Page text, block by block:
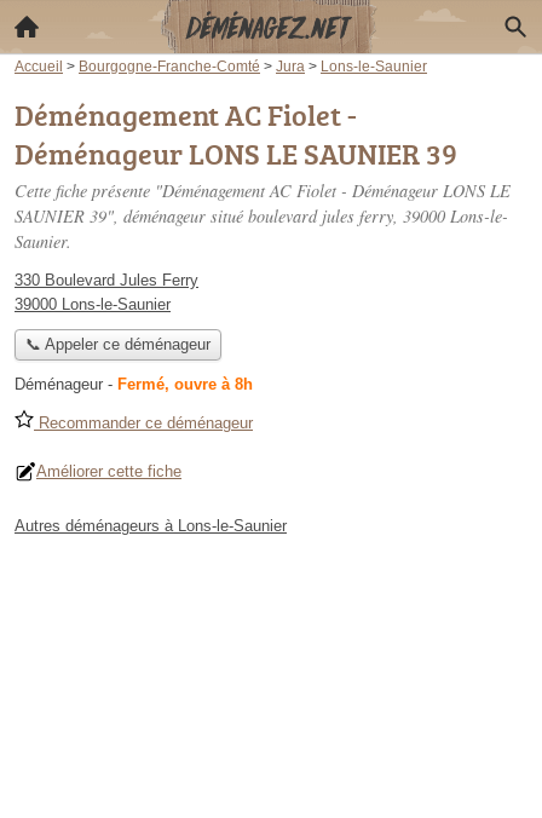
Accueil > Bourgogne-Franche-Comté > Jura > Lons-le-Saunier
Déménagement AC Fiolet -
Déménageur LONS LE SAUNIER 39
Cette fiche présente "Déménagement AC Fiolet - Déménageur LONS LE
SAUNIER 39", déménageur situé boulevard jules ferry, 39000 Lons-le-
Saunier.
330 Boulevard Jules Ferry
39000 Lons-le-Saunier
📞 Appeler ce déménageur
Déménageur - Fermé, ouvre à 8h
Recommander ce déménageur
Améliorer cette fiche
Autres déménageurs à Lons-le-Saunier